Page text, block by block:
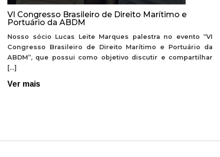
VI Congresso Brasileiro de Direito Marítimo e
Portuário da ABDM
Nosso sócio Lucas Leite Marques palestra no evento “VI
Congresso Brasileiro de Direito Marítimo e Portuário da
ABDM”, que possui como objetivo discutir e compartilhar
[…]
Ver mais